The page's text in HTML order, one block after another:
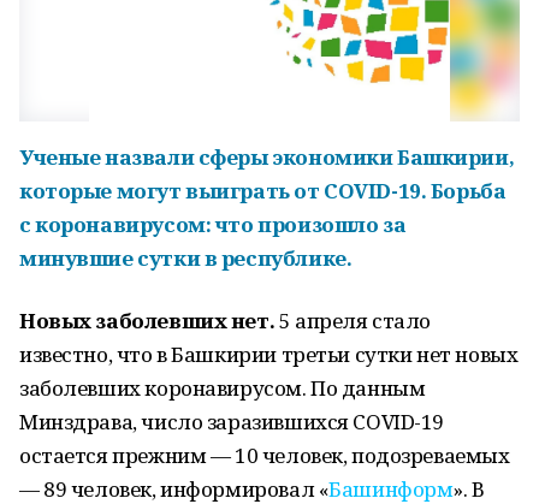
Ученые назвали сферы экономики Башкирии,
которые могут выиграть от COVID-19. Борьба
с коронавирусом: что произошло за
минувшие сутки в республике.
Новых заболевших нет.5 апреля стало
известно, что в Башкирии третьи сутки нет новых
заболевших коронавирусом. По данным
Минздрава, число заразившихся COVID-19
остается прежним — 10 человек, подозреваемых
— 89 человек, информировал «Башинформ». В